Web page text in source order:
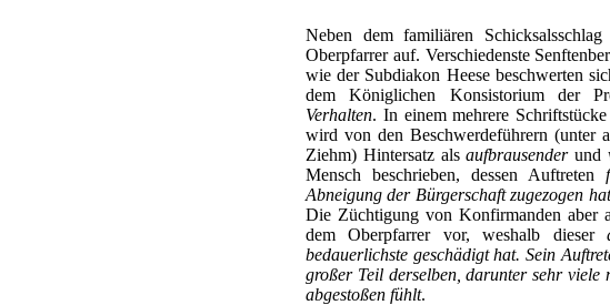
Neben dem familiären
Oberpfarrer auf. Verschiedenste
wie der Subdiakon Heese beschwerten
dem Königlichen Konsistorium der
Verhalten. In einem mehrere
wird von den Beschwerdeführern (unter
Ziehm) Hintersatz alsaufbrausenderund
Mensch beschrieben, dessen Auftreten
Abneigung der Bürgerschaft zugezogen hat
Die Züchtigung von Konfirmanden aber
dem Oberpfarrer vor, weshalb dieser
bedauerlichste geschädigt hat. Sein
großer Teil derselben, darunter sehr viele
abgestoßen fühlt.